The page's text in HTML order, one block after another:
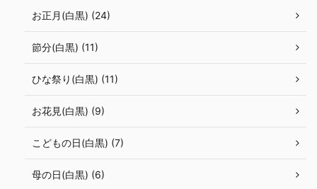
お正月(白黒) (24)
節分(白黒) (11)
ひな祭り(白黒) (11)
お花見(白黒) (9)
こどもの日(白黒) (7)
母の日(白黒) (6)